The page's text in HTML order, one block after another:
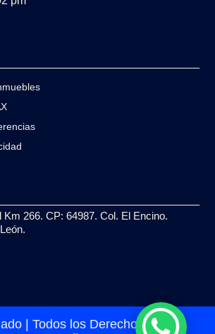
Km 266. CP: 64987. Col. El Encino.
| Todos los Derechos